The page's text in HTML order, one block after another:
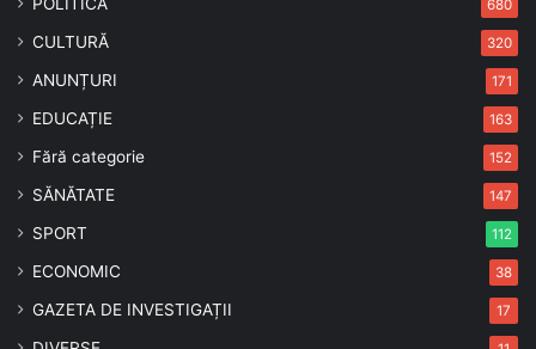
680
CULTURĂ 320
ANUNȚURI 171
EDUCAȚIE 163
Fără categorie 152
SĂNĂTATE 147
SPORT 112
ECONOMIC 38
GAZETA DE INVESTIGAȚII 17